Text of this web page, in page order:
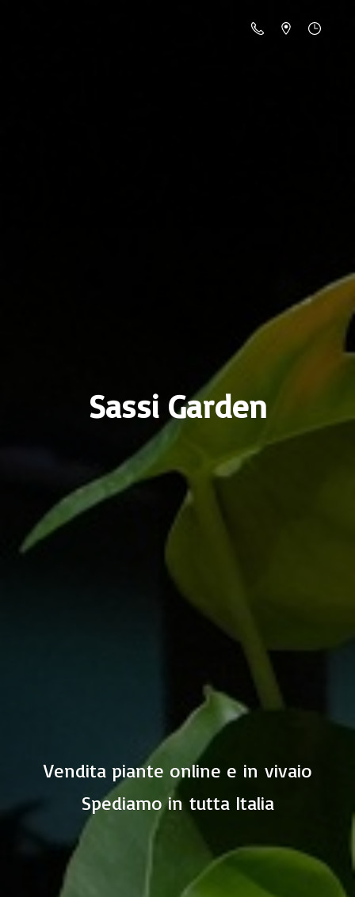
Sassi Garden
Vendita piante online e in vivaio
Spediamo in tutta Italia